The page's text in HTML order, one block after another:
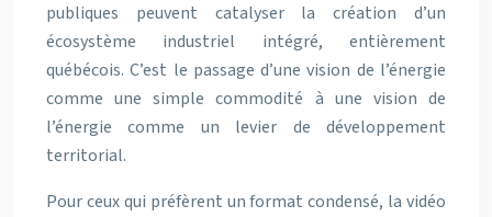
publiques peuvent catalyser la création d’un
écosystème industriel intégré, entièrement
québécois. C’est le passage d’une vision de l’énergie
comme une simple commodité à une vision de
l’énergie comme un levier de développement
territorial.
Pour ceux qui préfèrent un format condensé, la vidéo